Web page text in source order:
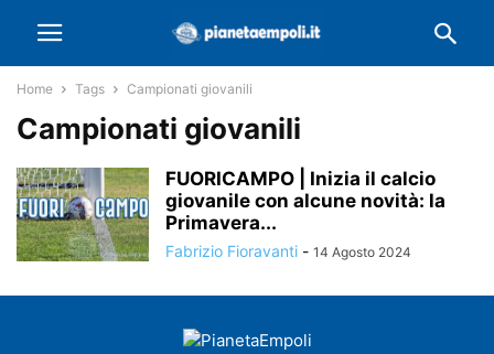
Home Tags Campionati giovanili
Campionati giovanili
FUORICAMPO | Inizia il calcio
giovanile con alcune novità: la
Primavera...
Fabrizio Fioravanti - 14 Agosto 2024